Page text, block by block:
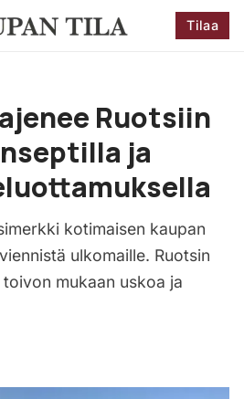
Tilaa
Ruotsiin
ja
kotimaisen kaupan
ulkomaille. Ruotsin
mukaan uskoa ja